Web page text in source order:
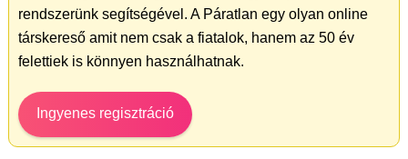
rendszerünk segítségével. A Páratlan egy olyan online
társkereső amit nem csak a fiatalok, hanem az 50 év
felettiek is könnyen használhatnak.
Ingyenes regisztráció